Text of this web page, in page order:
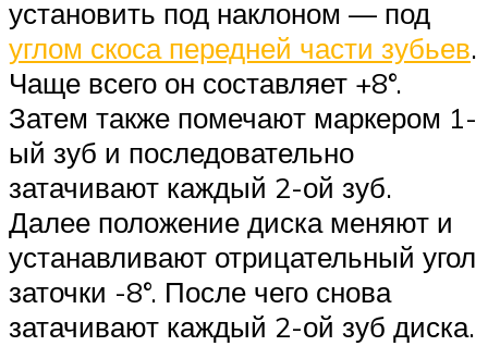
установить под наклоном — под
углом скоса передней части зубьев.
Чаще всего он составляет +8°.
Затем также помечают маркером 1-
ый зуб и последовательно
затачивают каждый 2-ой зуб.
Далее положение диска меняют и
устанавливают отрицательный угол
заточки -8°. После чего снова
затачивают каждый 2-ой зуб диска.